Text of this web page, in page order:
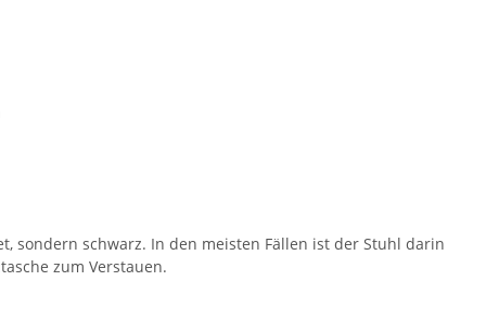
sondern schwarz. In den meisten Fällen ist der Stuhl darin
zum Verstauen.